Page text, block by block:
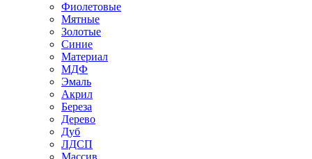
Фиолетовые
Мятные
Золотые
Синие
Материал
МДФ
Эмаль
Акрил
Береза
Дерево
Дуб
ЛДСП
Массив